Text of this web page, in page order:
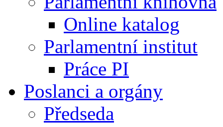
Online katalog
Parlamentní institut
Práce PI
Poslanci a orgány
Předseda